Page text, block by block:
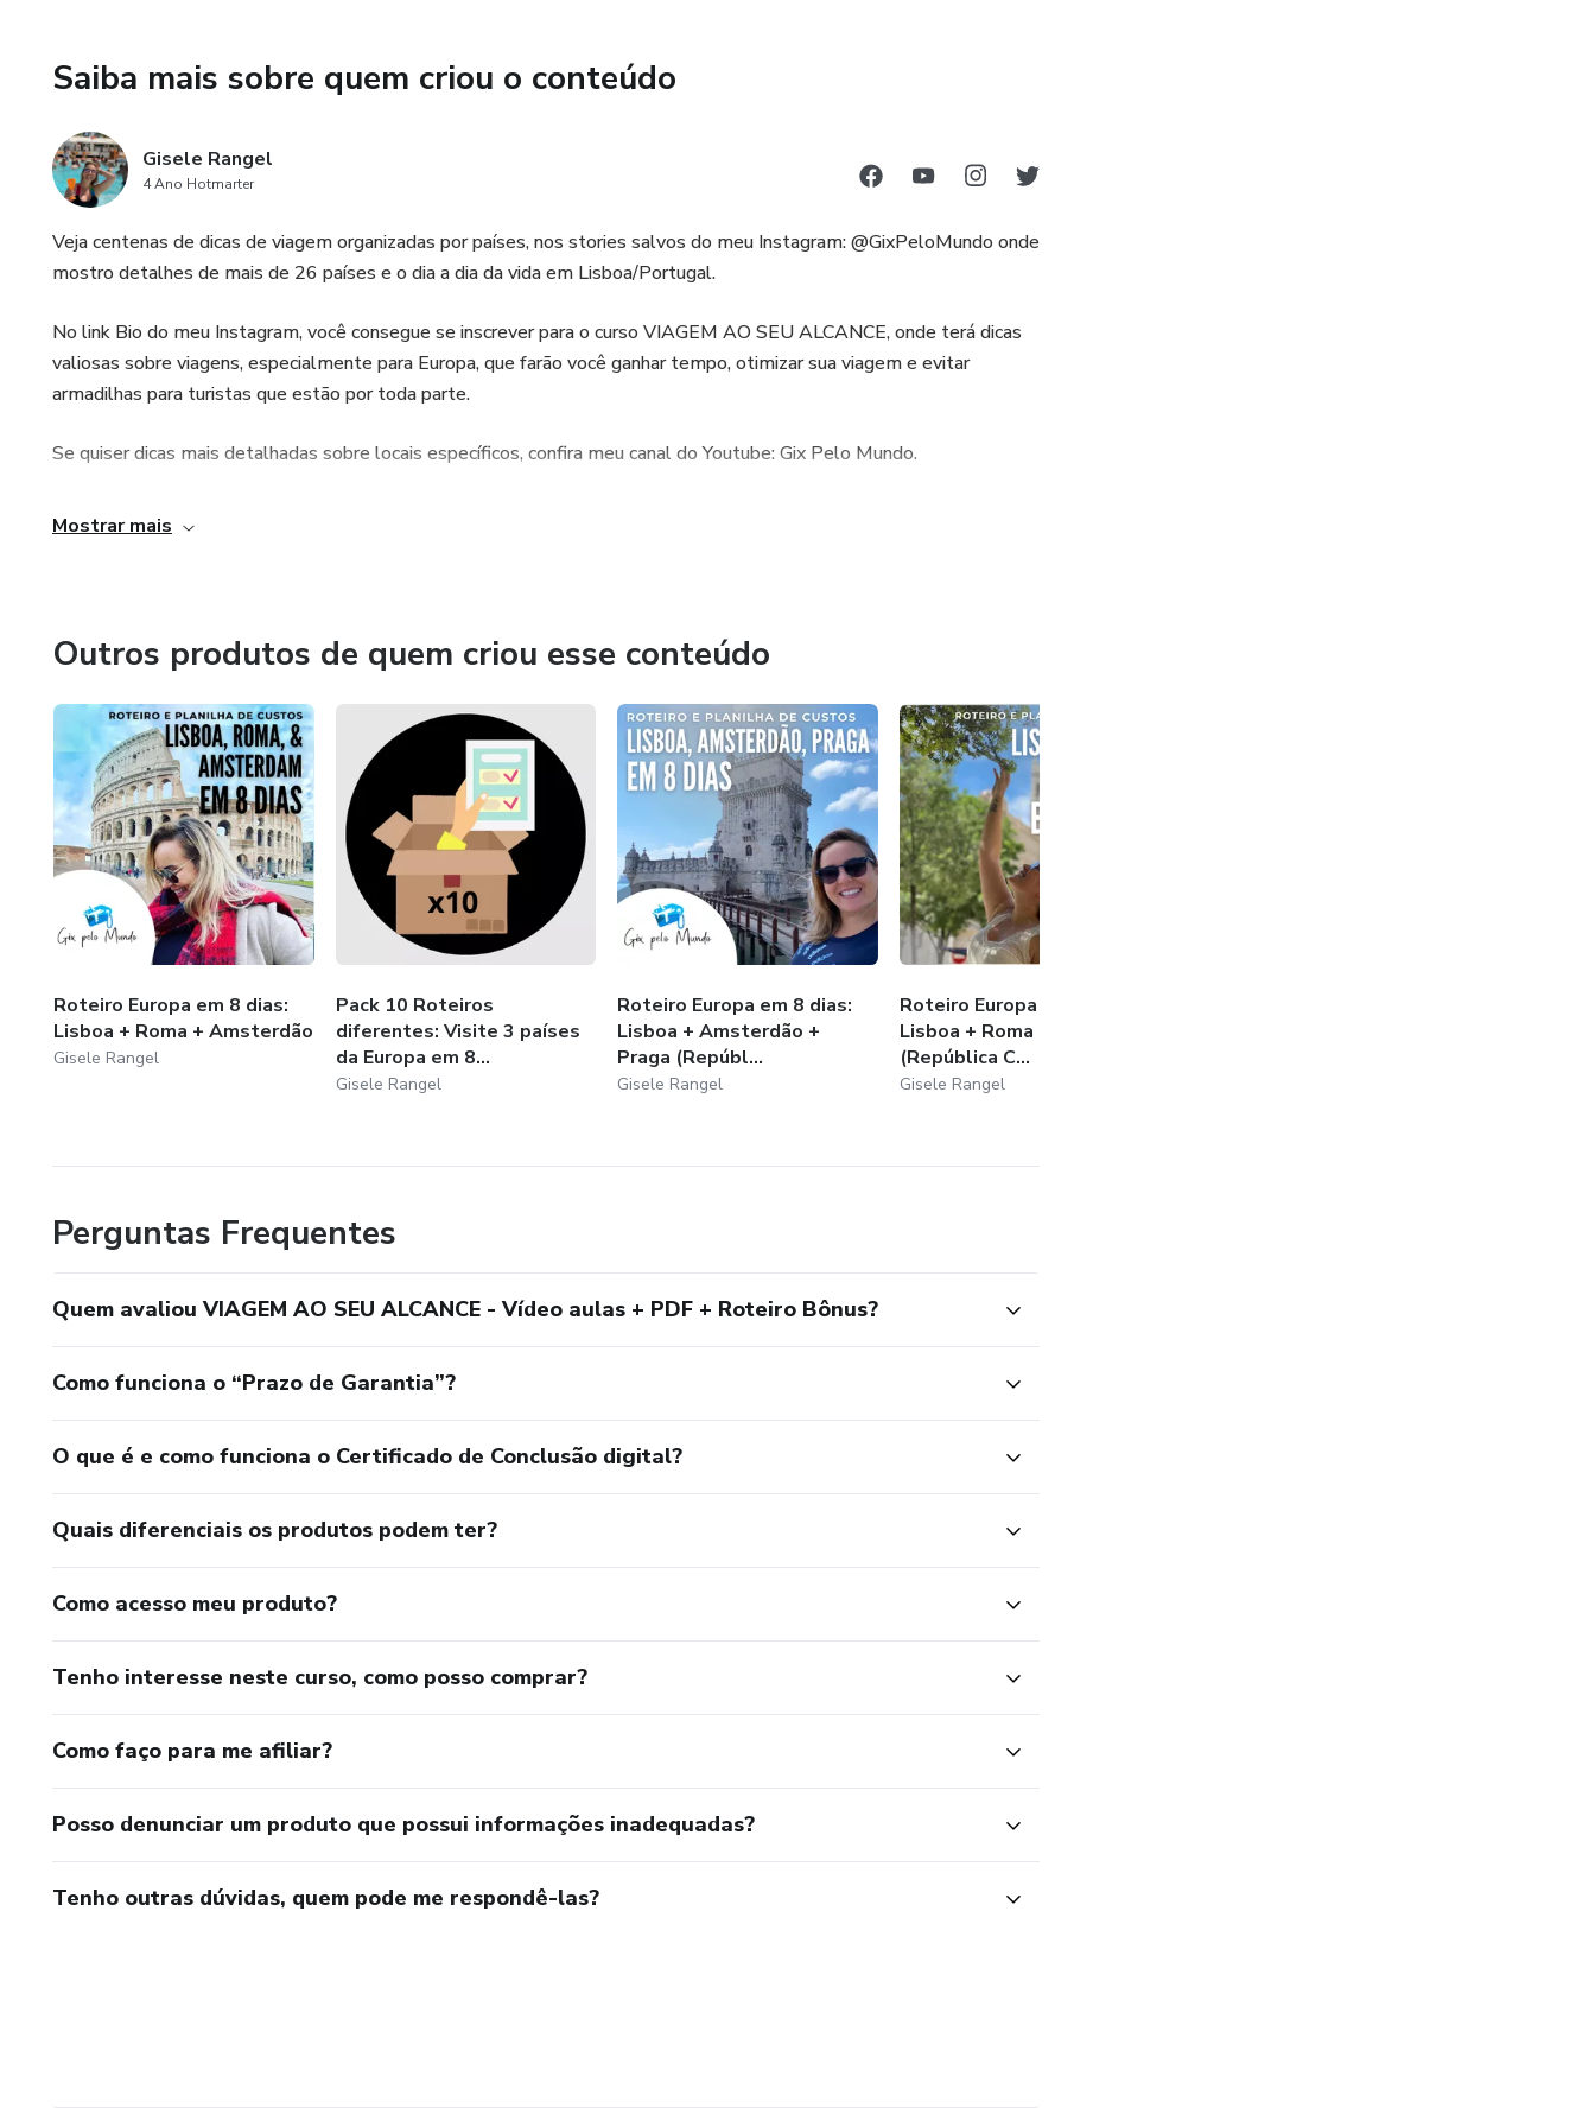
Saiba mais sobre quem criou o conteúdo
Gisele Rangel
4 Ano Hotmarter
Veja centenas de dicas de viagem organizadas por países, nos stories salvos do meu Instagram: @GixPeloMundo onde
mostro detalhes de mais de 26 países e o dia a dia da vida em Lisboa/Portugal.
No link Bio do meu Instagram, você consegue se inscrever para o curso VIAGEM AO SEU ALCANCE, onde terá dicas
valiosas sobre viagens, especialmente para Europa, que farão você ganhar tempo, otimizar sua viagem e evitar
armadilhas para turistas que estão por toda parte.
Se quiser dicas mais detalhadas sobre locais específicos, confira meu canal do Youtube: Gix Pelo Mundo.
Mostrar mais
Outros produtos de quem criou esse conteúdo
Roteiro Europa em 8 dias:
Lisboa + Roma + Amsterdão
Gisele Rangel
Pack 10 Roteiros
diferentes: Visite 3 países
da Europa em 8...
Gisele Rangel
Roteiro Europa em 8 dias:
Lisboa + Amsterdão +
Praga (Repúbl...
Gisele Rangel
Roteiro Europa em 8 dias:
Lisboa + Roma + Praga
(República C...
Gisele Rangel
Perguntas Frequentes
Quem avaliou VIAGEM AO SEU ALCANCE - Vídeo aulas + PDF + Roteiro Bônus?
Como funciona o “Prazo de Garantia”?
O que é e como funciona o Certificado de Conclusão digital?
Quais diferenciais os produtos podem ter?
Como acesso meu produto?
Tenho interesse neste curso, como posso comprar?
Como faço para me afiliar?
Posso denunciar um produto que possui informações inadequadas?
Tenho outras dúvidas, quem pode me respondê-las?